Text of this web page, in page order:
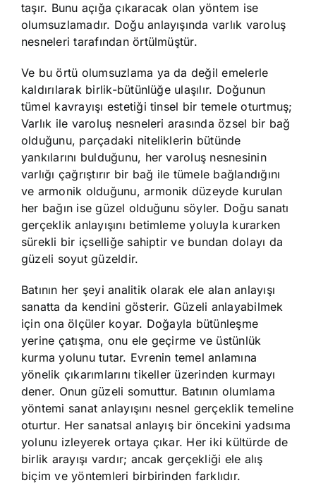
taşır. Bunu açığa çıkaracak olan yöntem ise
olumsuzlamadır. Doğu anlayışında varlık varoluş
nesneleri tarafından örtülmüştür.
Ve bu örtü olumsuzlama ya da değil emelerle
kaldırılarak birlik-bütünlüğe ulaşılır. Doğunun
tümel kavrayışı estetiği tinsel bir temele oturtmuş;
Varlık ile varoluş nesneleri arasında özsel bir bağ
olduğunu, parçadaki niteliklerin bütünde
yankılarını bulduğunu, her varoluş nesnesinin
varlığı çağrıştırır bir bağ ile tümele bağlandığını
ve armonik olduğunu, armonik düzeyde kurulan
her bağın ise güzel olduğunu söyler. Doğu sanatı
gerçeklik anlayışını betimleme yoluyla kurarken
sürekli bir içselliğe sahiptir ve bundan dolayı da
güzeli soyut güzeldir.
Batının her şeyi analitik olarak ele alan anlayışı
sanatta da kendini gösterir. Güzeli anlayabilmek
için ona ölçüler koyar. Doğayla bütünleşme
yerine çatışma, onu ele geçirme ve üstünlük
kurma yolunu tutar. Evrenin temel anlamına
yönelik çıkarımlarını tikeller üzerinden kurmayı
dener. Onun güzeli somuttur. Batının olumlama
yöntemi sanat anlayışını nesnel gerçeklik temeline
oturtur. Her sanatsal anlayış bir öncekini yadsıma
yolunu izleyerek ortaya çıkar. Her iki kültürde de
birlik arayışı vardır; ancak gerçekliği ele alış
biçim ve yöntemleri birbirinden farklıdır.